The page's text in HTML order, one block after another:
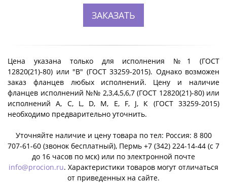
ЗАКАЗАТЬ
Цена указана только для исполнения №1 (ГОСТ
12820(21)-80) или "B" (ГОСТ 33259-2015). Однако возможен
заказ фланцев любых исполнений. Цену и наличие
фланцев исполнений №№ 2,3,4,5,6,7 (ГОСТ 12820(21)-80) или
исполнений A, C, L, D, M, E, F, J, К (ГОСТ 33259-2015)
необходимо предварительно уточнить.
Уточняйте наличие и цену товара по тел: Россия: 8 800
707-61-60 (звонок бесплатный), Пермь +7 (342) 224-14-44 (c 7
до 16 часов по мск) или по электронной почте
info@procion.ru. Характеристики товаров могут отличаться
от приведенных на сайте.